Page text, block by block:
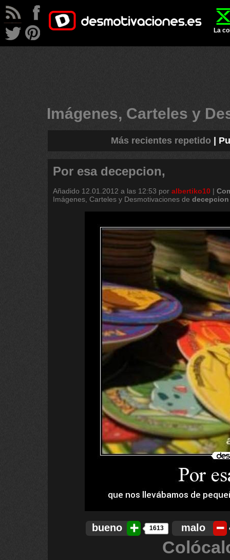
La
Imágenes, Carteles y
Más recientes repetido
Por esa decepcion,
Añadido 12.01.2012 a las 12:53 por albertiko10 |
Imágenes, Carteles y Desmotivaciones de decepcion
bueno 1613 malo